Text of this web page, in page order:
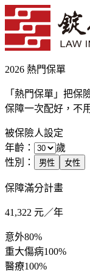
2026 熱門保單
「熱門保單」把保
保障一次配好，不
被保險人設定
年齡：
歲
性別：
男性 女性
保障滿分計畫
41,322 元／年
意外80%
重大傷病100%
醫療100%